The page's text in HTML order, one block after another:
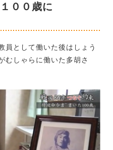
００歳に
員として働いた後はしょう
むしゃらに働いた多胡さ